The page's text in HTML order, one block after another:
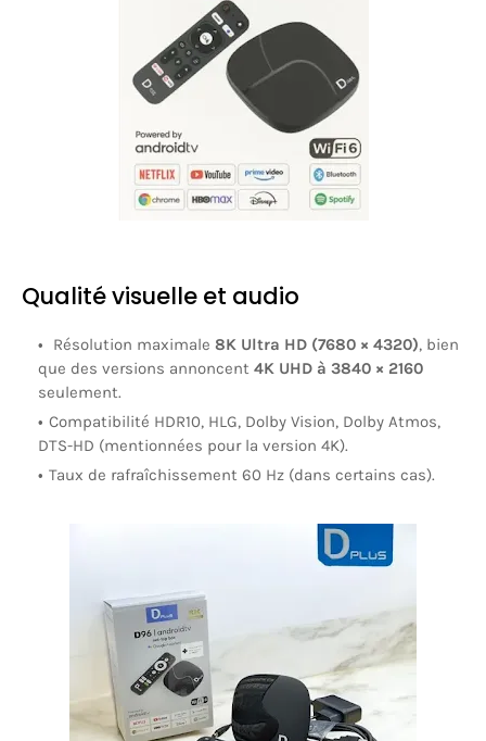
Qualité visuelle et audio
Résolution maximale 8K Ultra HD (7680 × 4320), bien
que des versions annoncent 4K UHD à 3840 × 2160
seulement.
Compatibilité HDR10, HLG, Dolby Vision, Dolby Atmos,
DTS-HD (mentionnées pour la version 4K).
Taux de rafraîchissement 60 Hz (dans certains cas).